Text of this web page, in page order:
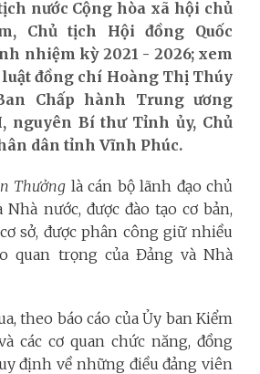
nước Cộng hòa xã hội chủ
Chủ tịch Hội đồng Quốc
nhiệm kỳ 2021 - 2026; xem
đồng chí Hoàng Thị Thúy
Chấp hành Trung ương
nguyên Bí thư Tỉnh ủy, Chủ
dân tỉnh Vĩnh Phúc.
Thưởng là cán bộ lãnh đạo chủ
nước, được đào tạo cơ bản,
sở, được phân công giữ nhiều
quan trọng của Đảng và Nhà
theo báo cáo của Ủy ban Kiểm
các cơ quan chức năng, đồng
định về những điều đảng viên